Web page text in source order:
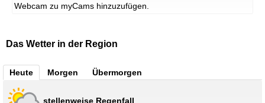
Webcam zu myCams hinzuzufügen.
Das Wetter in der Region
Heute Morgen Übermorgen
stellenweise Regenfall